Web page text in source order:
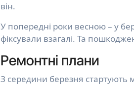
він.
У попередні роки весною – у
фіксували взагалі. Та
Ремонтні плани
З середини березня